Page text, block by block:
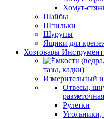
Хомут-
Шайбы
Шпильки
Шурупы
Ящики для
Хозтовары
тазы, кадки)
Измерительный
Отвесы,
разметочная
Рулетки
Угольники,